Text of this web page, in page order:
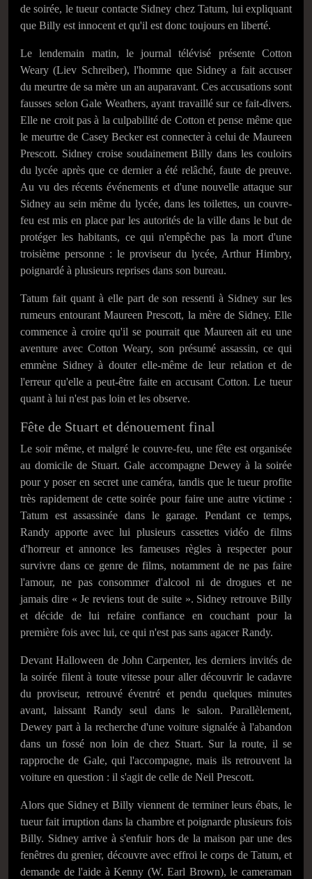
de soirée, le tueur contacte Sidney chez Tatum, lui expliquant
que Billy est innocent et qu'il est donc toujours en liberté.
Le lendemain matin, le journal télévisé présente Cotton
Weary (Liev Schreiber), l'homme que Sidney a fait accuser
du meurtre de sa mère un an auparavant. Ces accusations sont
fausses selon Gale Weathers, ayant travaillé sur ce fait-divers.
Elle ne croit pas à la culpabilité de Cotton et pense même que
le meurtre de Casey Becker est connecter à celui de Maureen
Prescott. Sidney croise soudainement Billy dans les couloirs
du lycée après que ce dernier a été relâché, faute de preuve.
Au vu des récents événements et d'une nouvelle attaque sur
Sidney au sein même du lycée, dans les toilettes, un couvre-
feu est mis en place par les autorités de la ville dans le but de
protéger les habitants, ce qui n'empêche pas la mort d'une
troisième personne : le proviseur du lycée, Arthur Himbry,
poignardé à plusieurs reprises dans son bureau.
Tatum fait quant à elle part de son ressenti à Sidney sur les
rumeurs entourant Maureen Prescott, la mère de Sidney. Elle
commence à croire qu'il se pourrait que Maureen ait eu une
aventure avec Cotton Weary, son présumé assassin, ce qui
emmène Sidney à douter elle-même de leur relation et de
l'erreur qu'elle a peut-être faite en accusant Cotton. Le tueur
quant à lui n'est pas loin et les observe.
Fête de Stuart et dénouement final
Le soir même, et malgré le couvre-feu, une fête est organisée
au domicile de Stuart. Gale accompagne Dewey à la soirée
pour y poser en secret une caméra, tandis que le tueur profite
très rapidement de cette soirée pour faire une autre victime :
Tatum est assassinée dans le garage. Pendant ce temps,
Randy apporte avec lui plusieurs cassettes vidéo de films
d'horreur et annonce les fameuses règles à respecter pour
survivre dans ce genre de films, notamment de ne pas faire
l'amour, ne pas consommer d'alcool ni de drogues et ne
jamais dire « Je reviens tout de suite ». Sidney retrouve Billy
et décide de lui refaire confiance en couchant pour la
première fois avec lui, ce qui n'est pas sans agacer Randy.
Devant Halloween de John Carpenter, les derniers invités de
la soirée filent à toute vitesse pour aller découvrir le cadavre
du proviseur, retrouvé éventré et pendu quelques minutes
avant, laissant Randy seul dans le salon. Parallèlement,
Dewey part à la recherche d'une voiture signalée à l'abandon
dans un fossé non loin de chez Stuart. Sur la route, il se
rapproche de Gale, qui l'accompagne, mais ils retrouvent la
voiture en question : il s'agit de celle de Neil Prescott.
Alors que Sidney et Billy viennent de terminer leurs ébats, le
tueur fait irruption dans la chambre et poignarde plusieurs fois
Billy. Sidney arrive à s'enfuir hors de la maison par une des
fenêtres du grenier, découvre avec effroi le corps de Tatum, et
demande de l'aide à Kenny (W. Earl Brown), le cameraman